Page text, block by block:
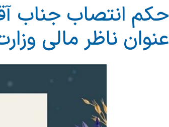
حکم انتصاب جناب
عنوان ناظر مالی